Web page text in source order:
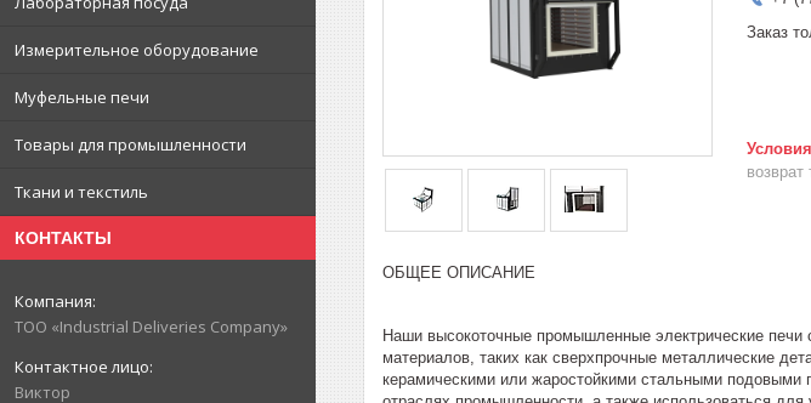
Измерительное оборудование
Муфельные печи
Товары для промышленности
Ткани и текстиль
КОНТАКТЫ
ТОО «Industrial Deliveries Company»
Виктор
Заказ
возврат
ОБЩЕЕ ОПИСАНИЕ
Наши высокоточные промышленные электрические печи
материалов, таких как сверхпрочные металлические
керамическими или жаростойкими стальными подовыми